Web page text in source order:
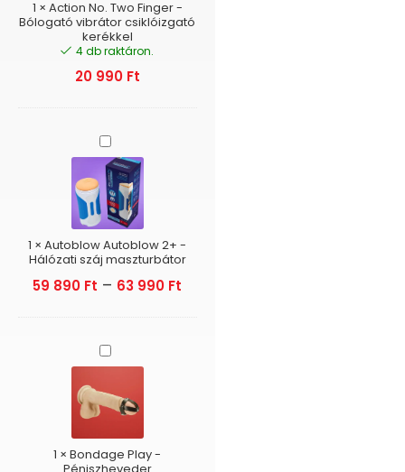
vibrátor
csiklóizgató
kerékkel
1 × Action No. Two Finger -
Bólogató vibrátor csiklóizgató
kerékkel
4 db raktáron.
20 990 Ft
Autoblow
Autoblow
2+
-
Hálózati
száj
maszturbátor
1 ×Autoblow Autoblow 2+ -
Hálózati száj maszturbátor
59 890 Ft – 63 990 Ft
Bondage
Play
Péniszheveder
1 ×Bondage Play -